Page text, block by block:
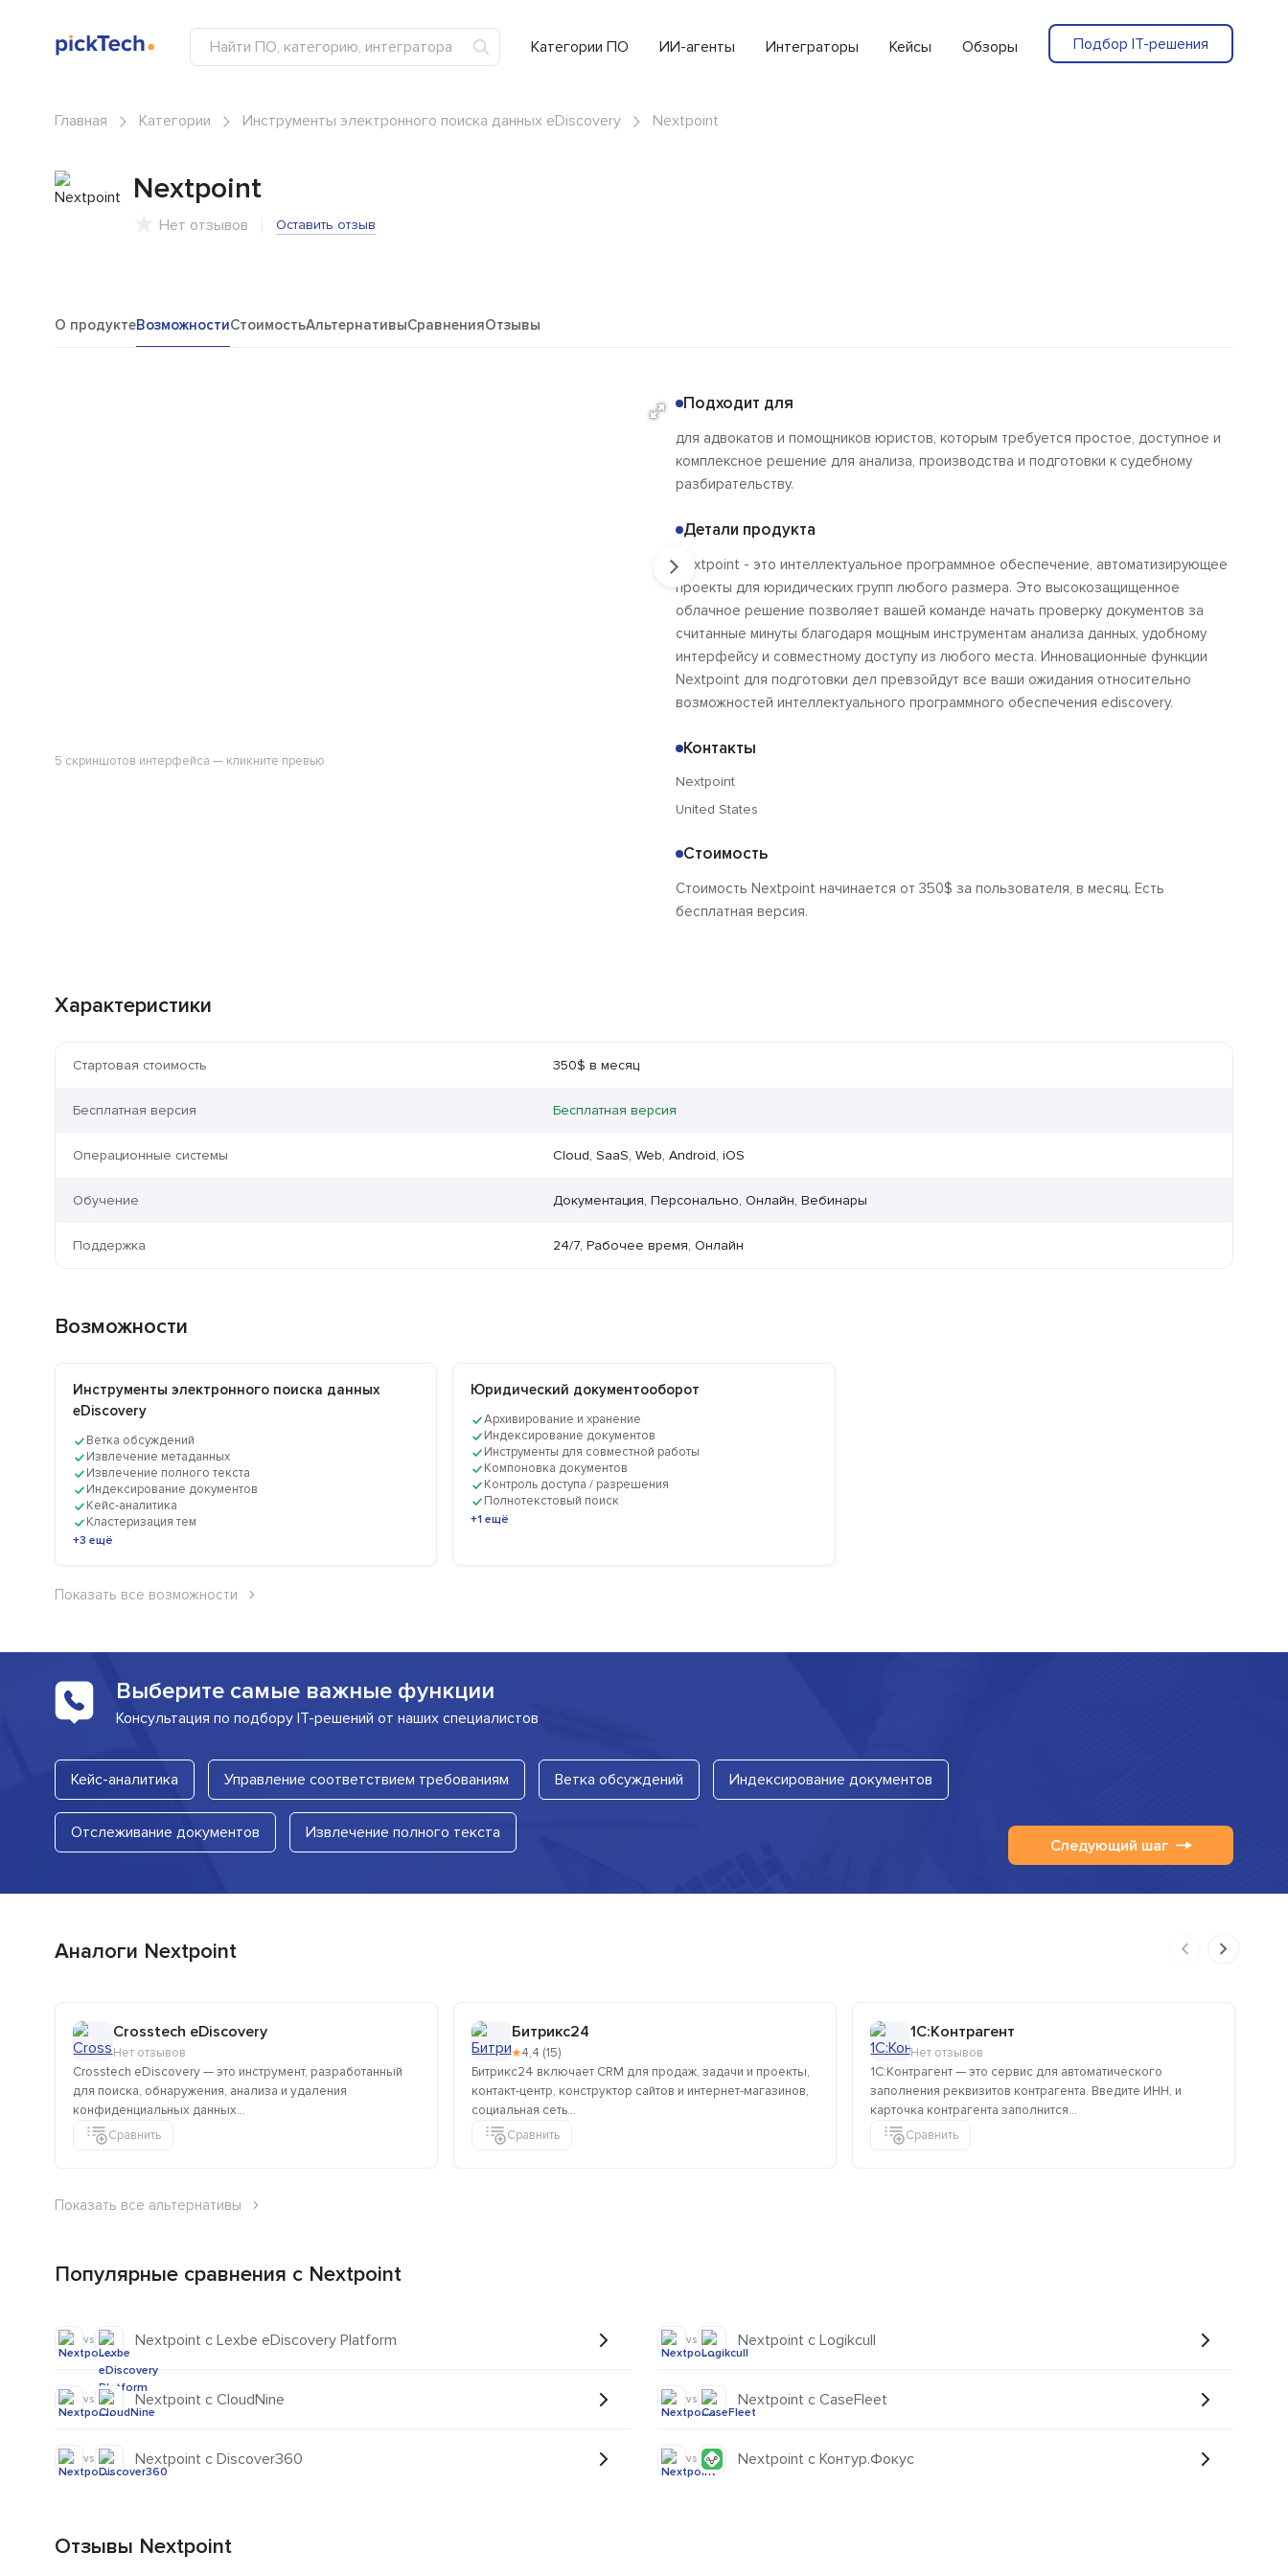
Категории ПО ИИ-агенты Интеграторы Кейсы Обзоры Подбор IT-решения
Главная Категории Инструменты электронного поиска данных eDiscovery Nextpoint
Nextpoint
Нет отзывов Оставить отзыв
О продуктеВозможностиСтоимостьАльтернативыСравненияОтзывы
5 скриншотов интерфейса — кликните превью
Подходит для
для адвокатов и помощников юристов, которым требуется простое, доступное и
комплексное решение для анализа, производства и подготовки к судебному
разбирательству.
Детали продукта
Nextpoint - это интеллектуальное программное обеспечение, автоматизирующее
проекты для юридических групп любого размера. Это высокозащищенное
облачное решение позволяет вашей команде начать проверку документов за
считанные минуты благодаря мощным инструментам анализа данных, удобному
интерфейсу и совместному доступу из любого места. Инновационные функции
Nextpoint для подготовки дел превзойдут все ваши ожидания относительно
возможностей интеллектуального программного обеспечения ediscovery.
Контакты
Nextpoint
United States
Стоимость
Стоимость Nextpoint начинается от 350$ за пользователя, в месяц. Есть
бесплатная версия.
Характеристики
Стартовая стоимость 350$ в месяц
Бесплатная версия Бесплатная версия
Операционные системы Cloud, SaaS, Web, Android, iOS
Обучение Документация, Персонально, Онлайн, Вебинары
Поддержка 24/7, Рабочее время, Онлайн
Возможности
Инструменты электронного поиска данных
eDiscovery
Ветка обсуждений
Извлечение метаданных
Извлечение полного текста
Индексирование документов
Кейс-аналитика
Кластеризация тем
+3 ещё
Юридический документооборот
Архивирование и хранение
Индексирование документов
Инструменты для совместной работы
Компоновка документов
Контроль доступа / разрешения
Полнотекстовый поиск
+1 ещё
Показать все возможности
Выберите самые важные функции
Консультация по подбору IT-решений от наших специалистов
Кейс-аналитика Управление соответствием требованиям Ветка обсуждений Индексирование документов
Отслеживание документов Извлечение полного текста
Следующий шаг
Аналоги Nextpoint
Crosstech eDiscovery
Нет отзывов
Crosstech eDiscovery — это инструмент, разработанный
для поиска, обнаружения, анализа и удаления
конфиденциальных данных...
Сравнить
Битрикс24
★4,4 (15)
Битрикс24 включает CRM для продаж, задачи и проекты,
контакт-центр, конструктор сайтов и интернет-магазинов,
социальная сеть...
Сравнить
1C:Контрагент
Нет отзывов
1C:Контрагент — это сервис для автоматического
заполнения реквизитов контрагента. Введите ИНН, и
карточка контрагента заполнится...
Сравнить
Показать все альтернативы
Популярные сравнения с Nextpoint
vs Nextpoint с Lexbe eDiscovery Platform
vs Nextpoint с CloudNine
vs Nextpoint с Discover360
vs Nextpoint с Logikcull
vs Nextpoint с CaseFleet
vs Nextpoint с Контур.Фокус
Отзывы Nextpoint